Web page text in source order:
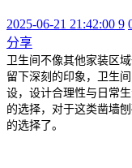
2025-06-21 21:42:00 9
分享
卫生间不像其他家装区
留下深刻的印象，卫生
设，设计合理性与日常
的选择，对于这类凿墙
的选择了。